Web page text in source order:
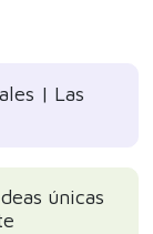
| Las
únicas